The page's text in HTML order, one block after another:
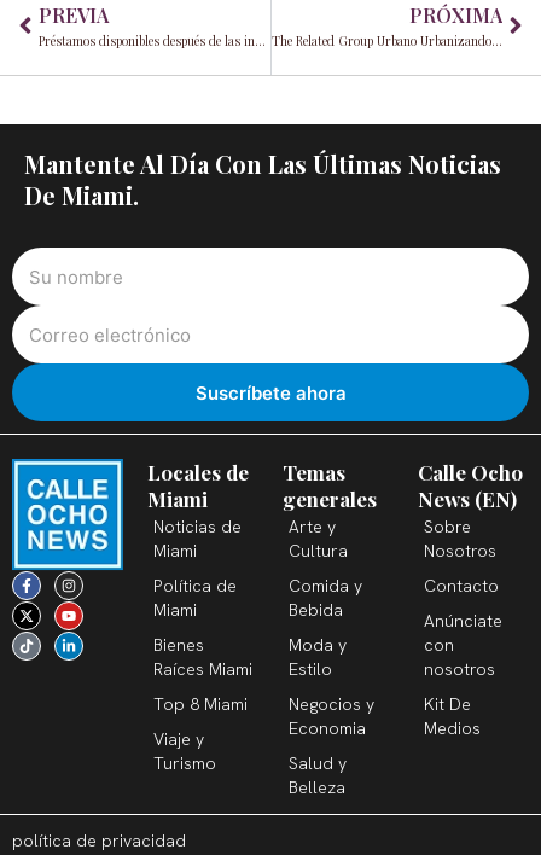
PREVIA
Préstamos disponibles después de las inundaciones de mayo
PRÓXIMA
The Related Group Urbano Urbanizando la Pequeña Habana
Mantente Al Día Con Las Últimas Noticias
De Miami.
F
a
c
e
b
o
o
I
n
s
t
a
g
r
X
-
t
w
i
t
t
Y
o
u
t
u
b
e
T
i
k
t
o
k
L
i
n
k
e
d
i
Locales de
Miami
Noticias de
Miami
Política de
Miami
Bienes
Raíces Miami
Top 8 Miami
Viaje y
Turismo
Temas
generales
Arte y
Cultura
Comida y
Bebida
Moda y
Estilo
Negocios y
Economia
Salud y
Belleza
Calle Ocho
News (EN)
Sobre
Nosotros
Contacto
Anúnciate
con
nosotros
Kit De
Medios
política de privacidad